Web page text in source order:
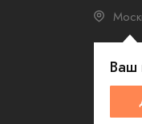
Ваш